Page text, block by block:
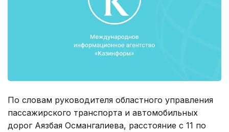
По словам руководителя областного управления
пассажирского транспорта и автомобильных
дорог Аязбая Османгалиева, расстояние с 11 по